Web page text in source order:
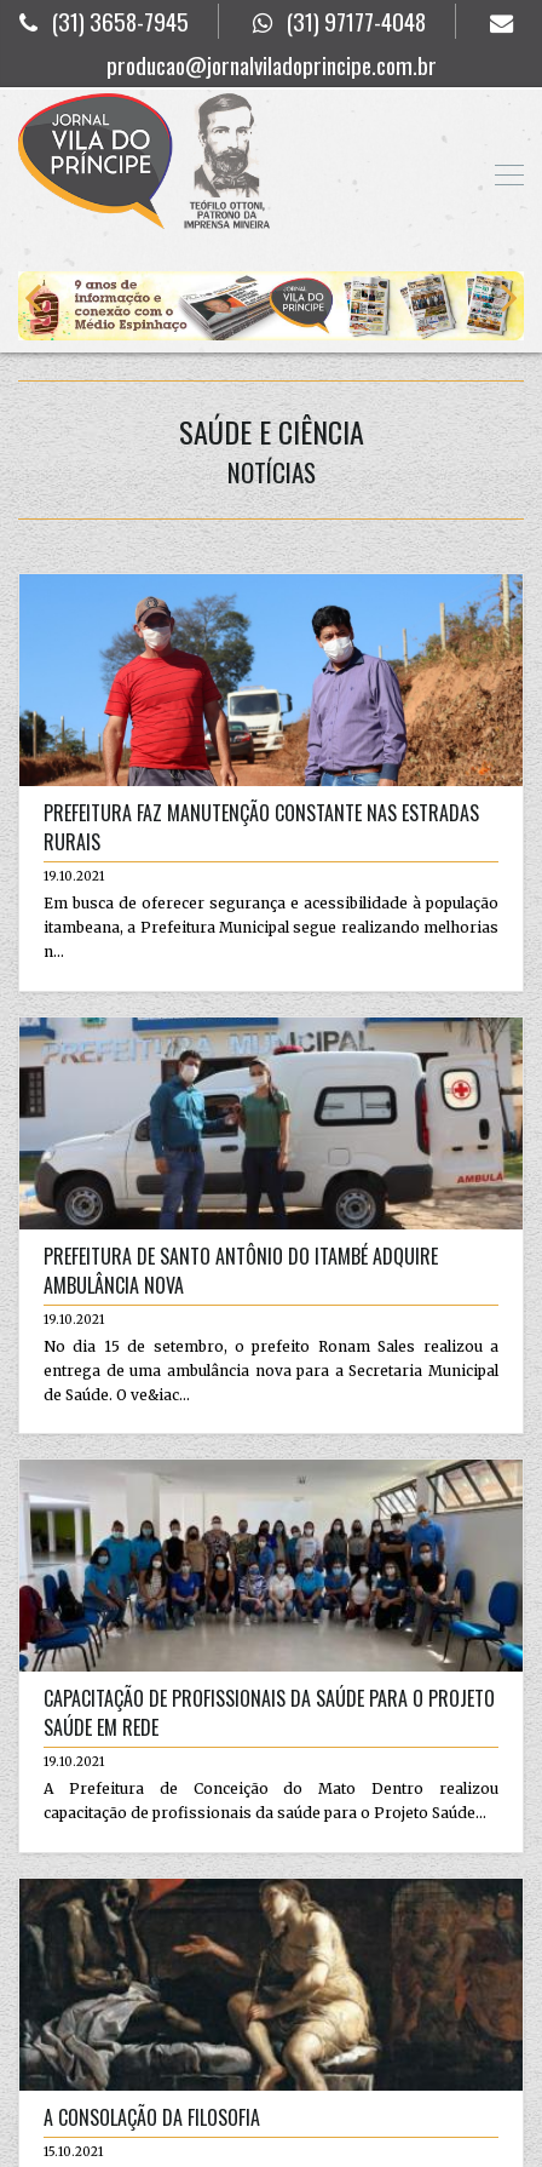
(31) 3658-7945
(31) 97177-4048
producao@jornalviladoprincipe.com.br
SAÚDE E CIÊNCIA
NOTÍCIAS
PREFEITURA FAZ MANUTENÇÃO CONSTANTE NAS ESTRADAS
RURAIS
19.10.2021
Em busca de oferecer segurança e acessibilidade à população
itambeana, a Prefeitura Municipal segue realizando melhorias
n...
PREFEITURA DE SANTO ANTÔNIO DO ITAMBÉ ADQUIRE
AMBULÂNCIA NOVA
19.10.2021
No dia 15 de setembro, o prefeito Ronam Sales realizou a
entrega de uma ambulância nova para a Secretaria Municipal
de Saúde. O ve&iac...
CAPACITAÇÃO DE PROFISSIONAIS DA SAÚDE PARA O PROJETO
SAÚDE EM REDE
19.10.2021
A Prefeitura de Conceição do Mato Dentro realizou
capacitação de profissionais da saúde para o Projeto Saúde...
A CONSOLAÇÃO DA FILOSOFIA
15.10.2021